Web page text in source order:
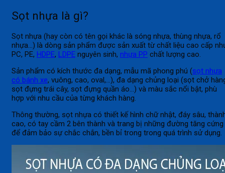
Sọt nhựa là gì?
Sọt nhựa (hay còn có tên gọi khác là sóng nhựa, thùng nhựa, rổ
nhựa…) là dòng sản phẩm được sản xuất từ chất liệu cao cấp
PC, PE, HDPE, LDPE nguyên sinh, nhựa PP chất lượng cao.
Sản phẩm có kích thước đa dạng, mẫu mã phong phú (sọt nhựa
có bánh xe, vuông, cao, oval,…), đa dạng chủng loại (sọt chở
sọt đựng trái cây, sọt đựng quần áo…) và màu sắc nổi bật, phù
hợp với nhu cầu của từng khách hàng.
Thông thường, sọt nhựa có thiết kế hình chữ nhật, đáy sâu,
cao, có tay cầm 2 bên thành và trang bị những đường tăng cứng
để đảm bảo sự chắc chắn, bền bỉ trong trong quá trình sử dụng.